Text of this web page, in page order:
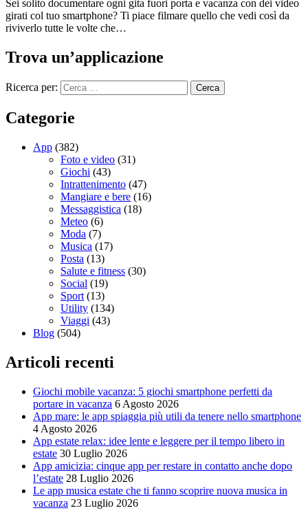
Sei solito documentare ogni gita fuori porta e vacanza con dei video
girati col tuo smartphone? Ti piace filmare quello che vedi così da
riviverlo tutte le volte che…
Trova un’applicazione
Ricerca per:
Categorie
App (382)
Foto e video (31)
Giochi (43)
Intrattenimento (47)
Mangiare e bere (16)
Messaggistica (18)
Meteo (6)
Moda (7)
Musica (17)
Posta (13)
Salute e fitness (30)
Social (19)
Sport (13)
Utility (134)
Viaggi (43)
Blog (504)
Articoli recenti
Giochi mobile vacanza: 5 giochi smartphone perfetti da
portare in vacanza 6 Agosto 2026
App mare: le app spiaggia più utili da tenere nello smartphone
4 Agosto 2026
App estate relax: idee lente e leggere per il tempo libero in
estate 30 Luglio 2026
App amicizia: cinque app per restare in contatto anche dopo
l’estate 28 Luglio 2026
Le app musica estate che ti fanno scoprire nuova musica in
vacanza 23 Luglio 2026